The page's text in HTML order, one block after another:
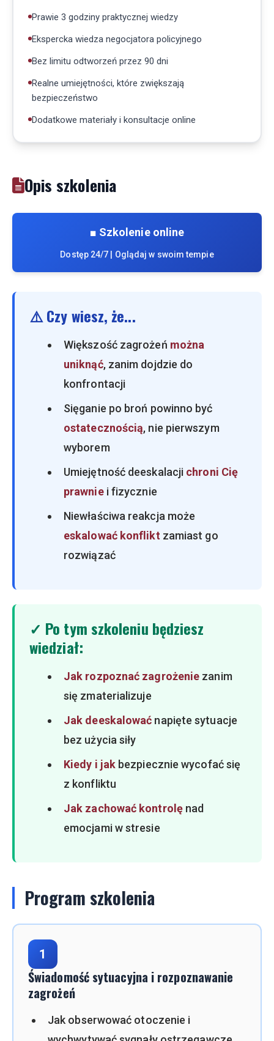
Prawie 3 godziny praktycznej wiedzy
Ekspercka wiedza negocjatora policyjnego
Bez limitu odtworzeń przez 90 dni
Realne umiejętności, które zwiększają
bezpieczeństwo
Dodatkowe materiały i konsultacje online
Opis szkolenia
■ Szkolenie online
Dostęp 24/7 | Oglądaj w swoim tempie
⚠️ Czy wiesz, że...
Większość zagrożeń można
uniknąć, zanim dojdzie do
konfrontacji
Sięganie po broń powinno być
ostatecznością, nie pierwszym
wyborem
Umiejętność deeskalacji chroni Cię
prawniei fizycznie
Niewłaściwa reakcja może
eskalować konflikt zamiast go
rozwiązać
✓ Po tym szkoleniu będziesz
wiedział:
Jak rozpoznać zagrożenie zanim
się zmaterializuje
Jak deeskalować napięte sytuacje
bez użycia siły
Kiedy i jak bezpiecznie wycofać się
z konfliktu
Jak zachować kontrolęnad
emocjami w stresie
Program szkolenia
1
Świadomość sytuacyjna i rozpoznawanie
zagrożeń
Jak obserwować otoczenie i